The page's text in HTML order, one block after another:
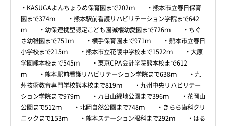
・KASUGAよんちょうめ保育園まで202ｍ ・熊本市立春日保育
園まで374ｍ ・熊本駅前看護リハビリテーション学院まで642
ｍ ・幼保連携型認定こども園誠櫻幼愛園まで726ｍ ・ちぐ
さ幼稚園まで751ｍ ・横手保育園まで971ｍ ・熊本市立春日
小学校まで215ｍ ・熊本市立花陵中学校まで1522ｍ ・大原
学園熊本校まで545ｍ ・東京CPA会計学院熊本校まで612
ｍ ・熊本駅前看護リハビリテーション学院まで638ｍ ・九
州技術教育専門学校熊本校まで819ｍ ・九州中央リハビリテー
ション学院まで979ｍ ・万日山緑地公園まで396ｍ ・花岡山
公園まで512ｍ ・北岡自然公園まで748ｍ ・きらら歯科クリ
ニックまで153ｍ ・熊本ステーション眼科まで292ｍ ・はる